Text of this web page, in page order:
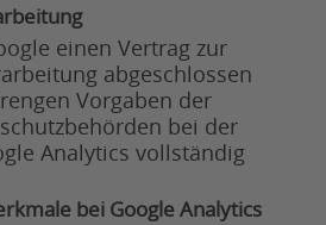
einen Vertrag zur
abgeschlossen
Vorgaben der
bei der
Analytics vollständig
bei Google Analytics